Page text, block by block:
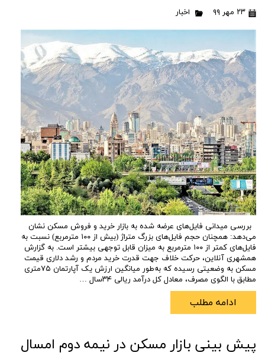
۲۳ مهر ۹۹ اخبار
بررسی میدانی فایل‌های عرضه شده به بازار خرید و فروش مسکن نشان
می‌دهد: همچنان حجم فایل‌های بزرگ متراژ (بیش از ۱۰۰ مترمربع) نسبت به
فایل‌های کمتر از ۱۰۰ مترمربع به میزان قابل توجهی بیشتر است. به گزارش
همشهری آنلاین، حرکت خلاف جهت قدرت خرید مردم و رشد دلاری قیمت
مسکن به وضعیتی رسیده که به‌طور میانگین ارزش یک آپارتمان ۷۵متری
مطابق با الگوی مصرف، معادل کل درآمد ریالی ۳۴سال …
ادامه مطلب
پیش بینی بازار مسکن در نیمه دوم امسال